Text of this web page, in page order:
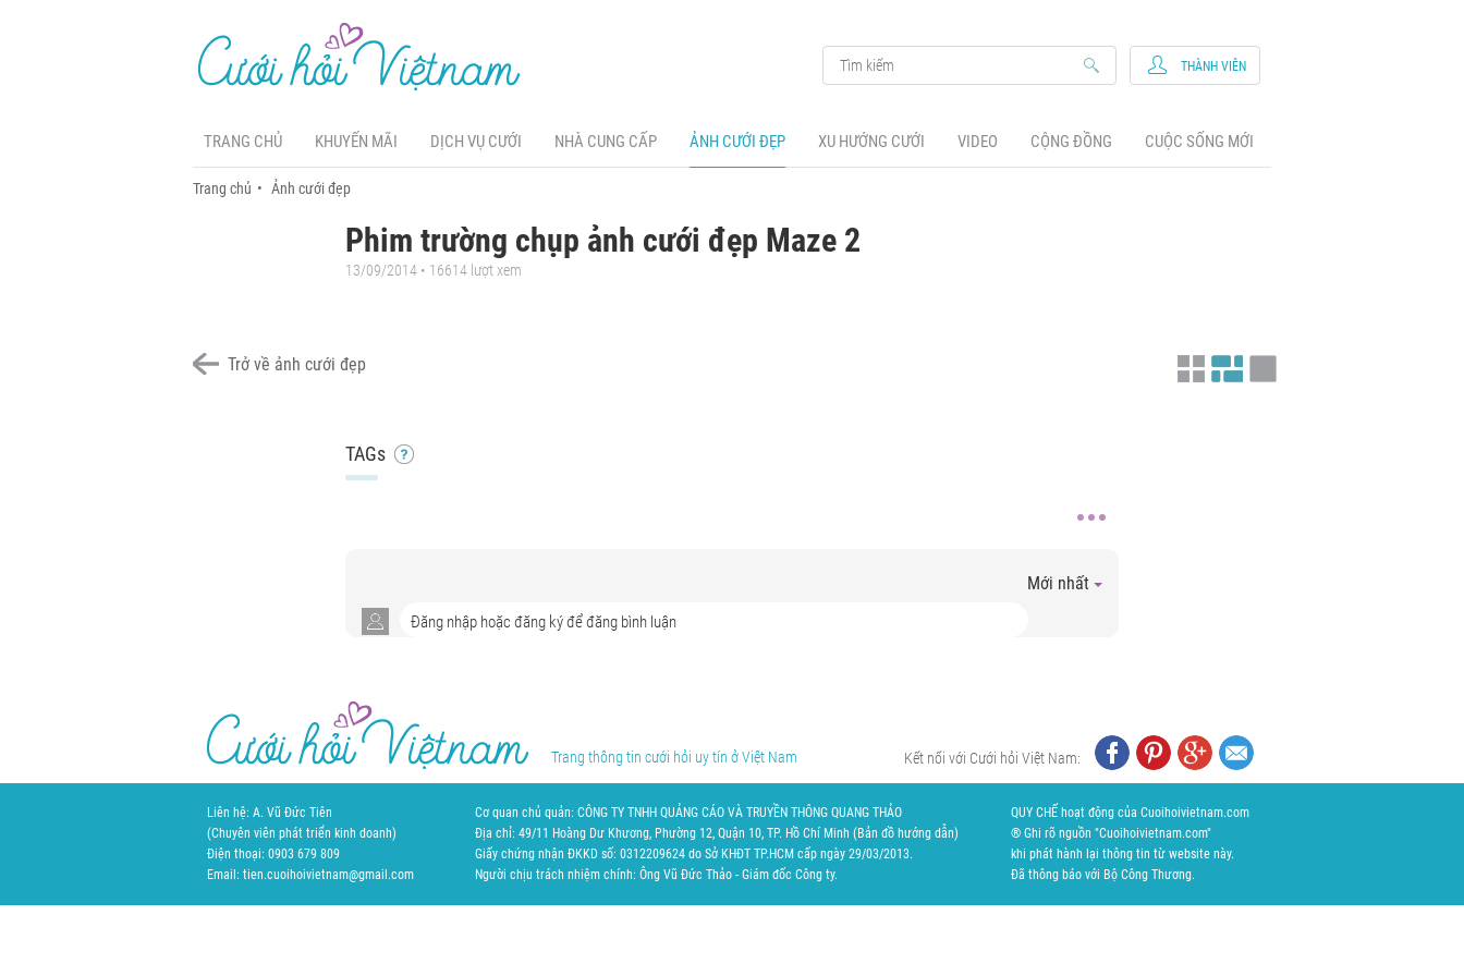
TRANG CHỦ KHUYẾN MÃI DỊCH VỤ CƯỚI NHÀ CUNG CẤP ẢNH CƯỚI ĐẸP XU HƯỚNG CƯỚI VIDEO CỘNG ĐỒNG CUỘC SỐNG MỚI
THÀNH VIÊN
Trang chủ Ảnh cưới đẹp
Phim trường chụp ảnh cưới đẹp Maze 2
13/09/2014 • 16614 lượt xem
Trở về ảnh cưới đẹp
TAGs
Mới nhất
Trang thông tin cưới hỏi uy tín ở Việt Nam Kết nối với Cưới hỏi Việt Nam:
Liên hệ: A. Vũ Đức Tiên
(Chuyên viên phát triển kinh doanh)
Điện thoại: 0903 679 809
Email: tien.cuoihoivietnam@gmail.com
Cơ quan chủ quản: CÔNG TY TNHH QUẢNG CÁO VÀ TRUYỀN THÔNG QUANG THẢO
Địa chỉ: 49/11 Hoàng Dư Khương, Phường 12, Quận 10, TP. Hồ Chí Minh ( Bản đồ hướng dẫn)
Giấy chứng nhận ĐKKD số: 0312209624 do Sở KHĐT TP.HCM cấp ngày 29/03/2013.
Người chịu trách nhiệm chính: Ông Vũ Đức Thảo - Giám đốc Công ty.
QUY CHẾ hoạt động của Cuoihoivietnam.com
® Ghi rõ nguồn "Cuoihoivietnam.com"
khi phát hành lại thông tin từ website này.
Đã thông báo với Bộ Công Thương.